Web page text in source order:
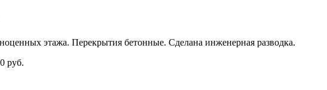
этажа. Перекрытия бетонные. Сделана инженерная разводка.
руб.